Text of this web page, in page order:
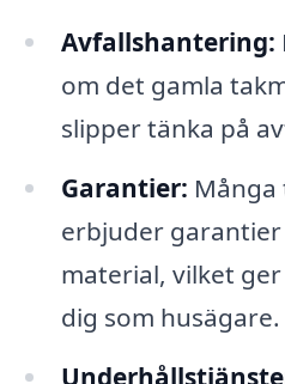
Avfallshantering:
om det gamla
slipper tänka på
Garantier:
erbjuder
material, vilket
dig som husägare.